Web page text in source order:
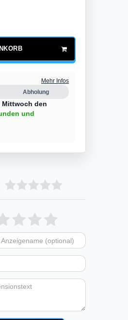
Mehr Infos
Abholung
Mittwoch den
und
von
5
4
von
5
3
von
5
2
von
5